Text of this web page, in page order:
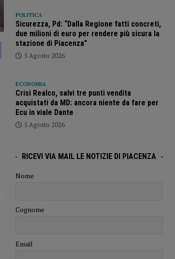
POLITICA
Sicurezza, Pd: “Dalla Regione fatti concreti,
due milioni di euro per rendere più sicura la
stazione di Piacenza”
5 Agosto 2026
ECONOMIA
Crisi Realco, salvi tre punti vendita
acquistati da MD: ancora niente da fare per
Ecu in viale Dante
5 Agosto 2026
RICEVI VIA MAIL LE NOTIZIE DI PIACENZA
Nome
Cognome
Email